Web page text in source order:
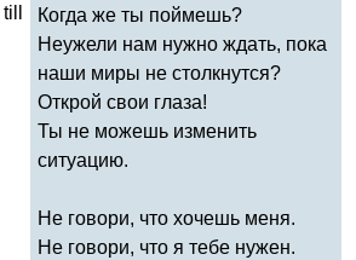
till
Когда же ты поймешь?
Неужели нам нужно ждать, пока
наши миры не столкнутся?
Открой свои глаза!
Ты не можешь изменить
ситуацию.
Не говори, что хочешь меня.
Не говори, что я тебе нужен.